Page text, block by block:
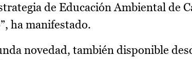
de Educación Ambiental de
ha manifestado.
novedad, también disponible